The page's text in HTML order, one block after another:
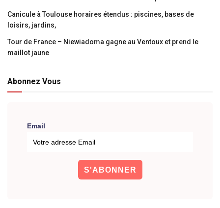
Canicule à Toulouse horaires étendus : piscines, bases de
loisirs, jardins,
Tour de France – Niewiadoma gagne au Ventoux et prend le
maillot jaune
Abonnez Vous
Email